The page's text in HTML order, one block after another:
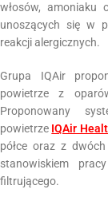
włosów, amoniaku
unoszących się w
reakcji alergicznych.
Grupa IQAir
powietrze z
Proponowany
powietrze IQAir
półce oraz z
stanowiskiem
filtrującego.